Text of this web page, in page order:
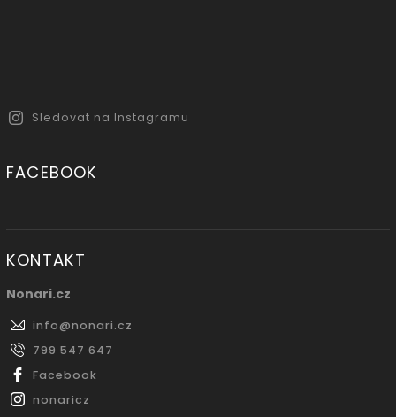
Sledovat na Instagramu
FACEBOOK
KONTAKT
Nonari.cz
info@nonari.cz
799 547 647
Facebook
nonaricz